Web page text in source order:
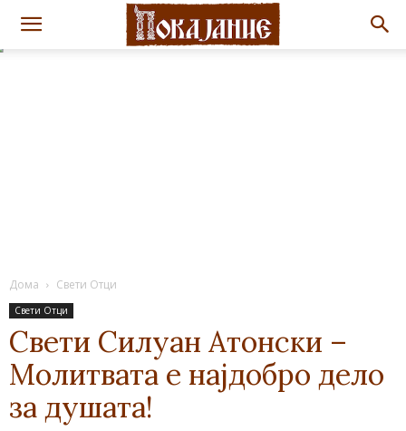
Дома Свети Отци
Свети Отци
Свети Силуан Атонски –
Молитвата е најдобро дело
за душата!